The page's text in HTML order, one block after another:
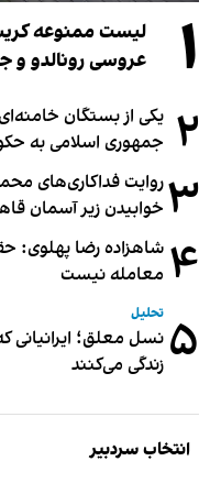
۱
عروسی رونالدو و
۲ یکی از بستگان
جمهوری اسلامی به
۳ خوابیدن زیر آسمان
۴ شاهزاده رضا پهلوی:
معامله نیست
۵ تحلیل
نسل معلق؛ ایرانیانی
زندگی می‌کنند
انتخاب سردبیر